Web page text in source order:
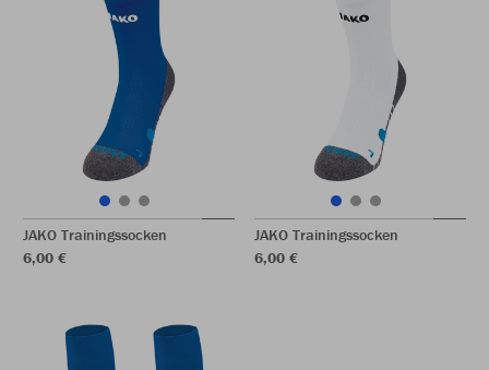
JAKO Trainingssocken
6,00 €
JAKO Trainingssocken
6,00 €